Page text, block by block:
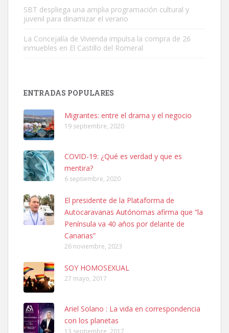
Leales.org » Gran Canaria
Ninfa perdida
El día 5 se los perdió una ninfa papillera, asustada tiene miedo a la
calle, se perdió por la zon...
Leales.org » Gran Canaria
6.7.2025
Adopcion
Busco casa de acogida para mi perrita ya que por temas de trabajo
SBT despliega una amplia programación cultural y
juvenil para dinamizar el verano
La Concejalía de Vivienda impulsa la compra de 26
inmuebles en El Castillo del Romeral
ENTRADAS POPULARES
Migrantes: entre el drama y el negocio
19 septiembre, 2020
COVID-19: ¿Qué es verdad y que es
mentira?
6 septiembre, 2020
El presidente de la Plataforma de
Autocaravanas Autónomas afirma que “la
Península va 40 años por delante de
Canarias”
26 noviembre, 2023
SOY HOMOSEXUAL
27 mayo, 2017
Ariel Solano : La vida en correspondencia
con los planetas